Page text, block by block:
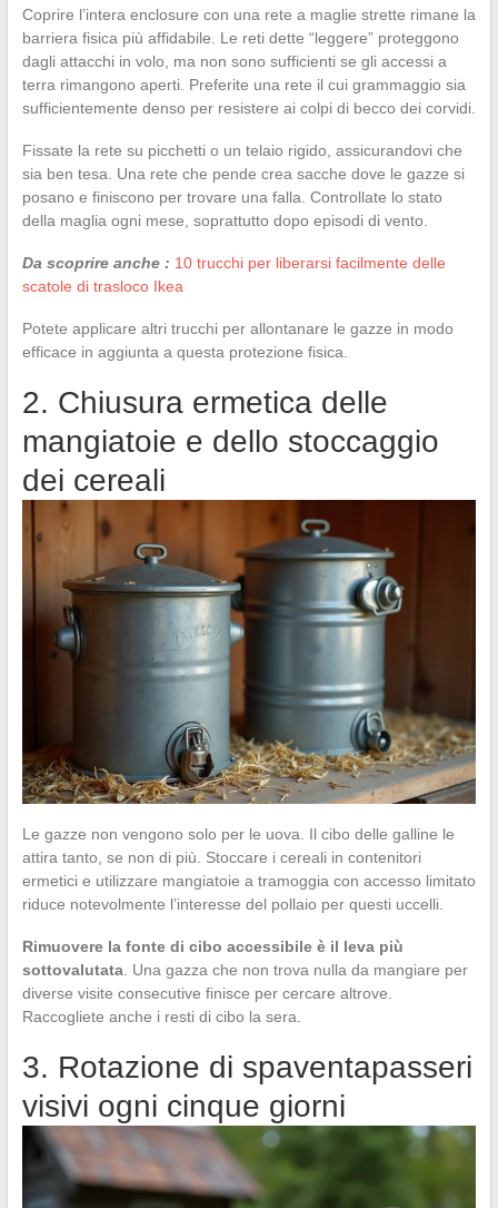
Coprire l’intera enclosure con una rete a maglie strette rimane la
barriera fisica più affidabile. Le reti dette “leggere” proteggono
dagli attacchi in volo, ma non sono sufficienti se gli accessi a
terra rimangono aperti. Preferite una rete il cui grammaggio sia
sufficientemente denso per resistere ai colpi di becco dei corvidi.
Fissate la rete su picchetti o un telaio rigido, assicurandovi che
sia ben tesa. Una rete che pende crea sacche dove le gazze si
posano e finiscono per trovare una falla. Controllate lo stato
della maglia ogni mese, soprattutto dopo episodi di vento.
Da scoprire anche : 10 trucchi per liberarsi facilmente delle
scatole di trasloco Ikea
Potete applicare altri trucchi per allontanare le gazze in modo
efficace in aggiunta a questa protezione fisica.
2. Chiusura ermetica delle
mangiatoie e dello stoccaggio
dei cereali
Le gazze non vengono solo per le uova. Il cibo delle galline le
attira tanto, se non di più. Stoccare i cereali in contenitori
ermetici e utilizzare mangiatoie a tramoggia con accesso limitato
riduce notevolmente l’interesse del pollaio per questi uccelli.
Rimuovere la fonte di cibo accessibile è il leva più
sottovalutata. Una gazza che non trova nulla da mangiare per
diverse visite consecutive finisce per cercare altrove.
Raccogliete anche i resti di cibo la sera.
3. Rotazione di spaventapasseri
visivi ogni cinque giorni